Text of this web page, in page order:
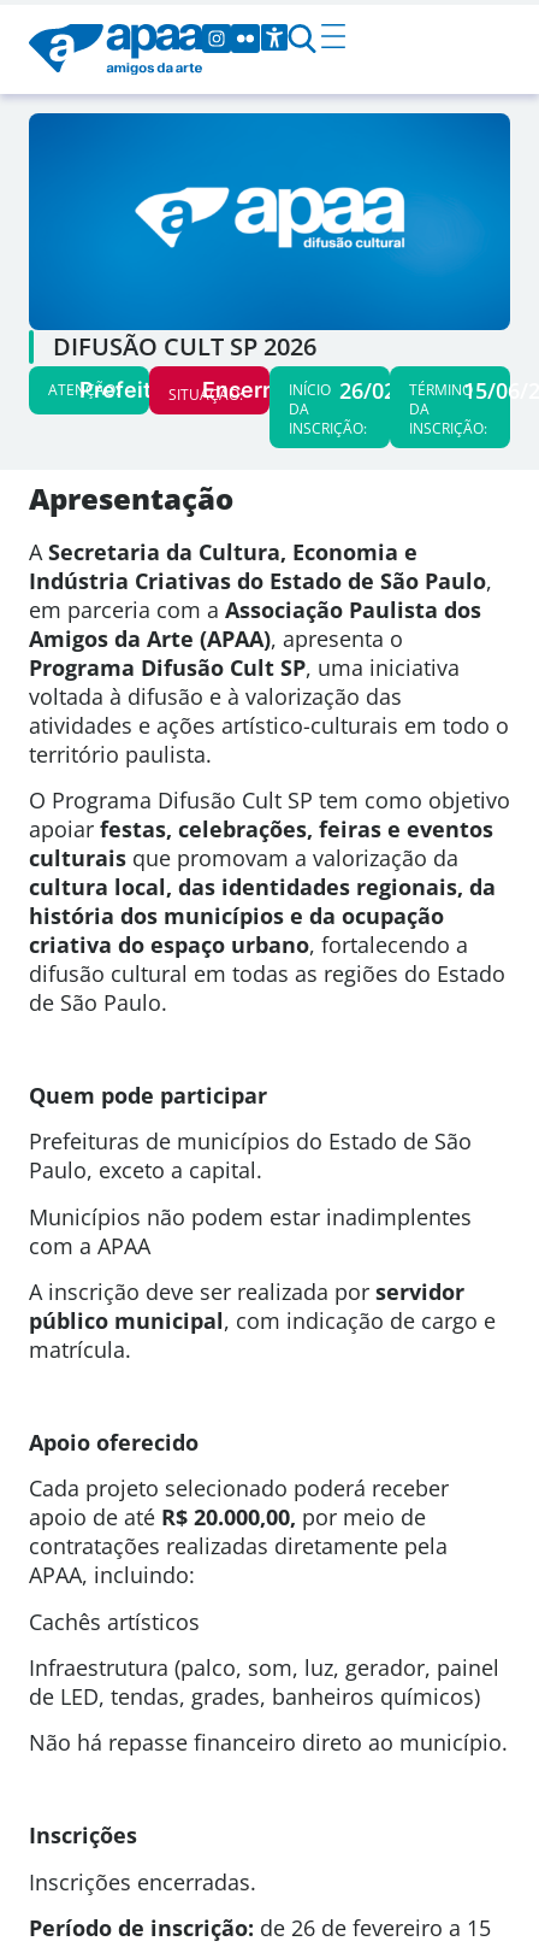
DIFUSÃO CULT SP 2026
ATENÇÃO:
PrefeiturasSITUAÇÃO:
EncerradoINÍCIO
DA
INSCRIÇÃO:
26/02/26TÉRMINO
DA
INSCRIÇÃO:
15/06/
Apresentação
A Secretaria da Cultura, Economia e
Indústria Criativas do Estado de São Paulo,
em parceria com a Associação Paulista dos
Amigos da Arte (APAA), apresenta o
Programa Difusão Cult SP, uma iniciativa
voltada à difusão e à valorização das
atividades e ações artístico-culturais em todo o
território paulista.
O Programa Difusão Cult SP tem como objetivo
apoiar festas, celebrações, feiras e eventos
culturais que promovam a valorização da
cultura local, das identidades regionais, da
história dos municípios e da ocupação
criativa do espaço urbano, fortalecendo a
difusão cultural em todas as regiões do Estado
de São Paulo.
Quem pode participar
Prefeituras de municípios do Estado de São
Paulo, exceto a capital.
Municípios não podem estar inadimplentes
com a APAA
A inscrição deve ser realizada por servidor
público municipal, com indicação de cargo e
matrícula.
Apoio oferecido
Cada projeto selecionado poderá receber
apoio de até R$ 20.000,00, por meio de
contratações realizadas diretamente pela
APAA, incluindo:
Cachês artísticos
Infraestrutura (palco, som, luz, gerador, painel
de LED, tendas, grades, banheiros químicos)
Não há repasse financeiro direto ao município.
Inscrições
Inscrições encerradas.
Período de inscrição: de 26 de fevereiro a 15